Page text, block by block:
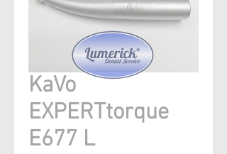
KaVo
EXPERTtorque
E677 L